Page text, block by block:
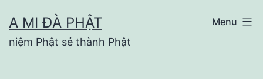
to
content
A MI ĐÀ PHẬT
niệm Phật sẻ thành Phật
Menu